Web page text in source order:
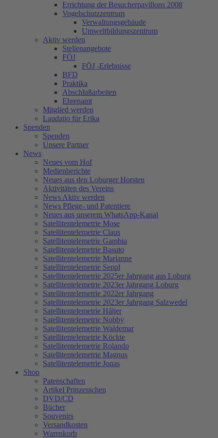
Errichtung der Besucherpavillons 2008
Vogelschutzzentrum
Verwaltungsgebäude
Umweltbildungszentrum
Aktiv werden
Stellenangebote
FÖJ
FÖJ -Erlebnisse
BFD
Praktika
Abschlußarbeiten
Ehrenamt
Mitglied werden
Laudatio für Erika
Spenden
Spenden
Unsere Partner
News
Neues vom Hof
Medienberichte
Neues aus den Loburger Horsten
Aktivitäten des Vereins
News Aktiv werden
News Pflege- und Patentiere
Neues aus unserem WhatsApp-Kanal
Satellitentelemetrie Mose
Satellitentelemetrie Claus
Satellitentelemetrie Gambia
Satellitentelemetrie Basuto
Satellitentelemetrie Marianne
Satellitentelemetrie Seppl
Satellitentelemetrie 2025er Jahrgang aus Loburg
Satellitentelemetrie 2023er Jahrgang Loburg
Satellitentelemetrie 2022er Jahrgang
Satellitentelemetrie 2023er Jahrgang Salzwedel
Satellitentelemetrie Håljer
Satellitentelemetrie Nobby
Satellitentelemetrie Waldemar
Satellitentelemetrie Köckte
Satellitentelemetrie Rolando
Satellitentelemetrie Magnus
Satellitentelemetrie Jonas
Shop
Patenschaften
Artikel Prinzesschen
DVD/CD
Bücher
Souvenirs
Versandkosten
Warenkorb